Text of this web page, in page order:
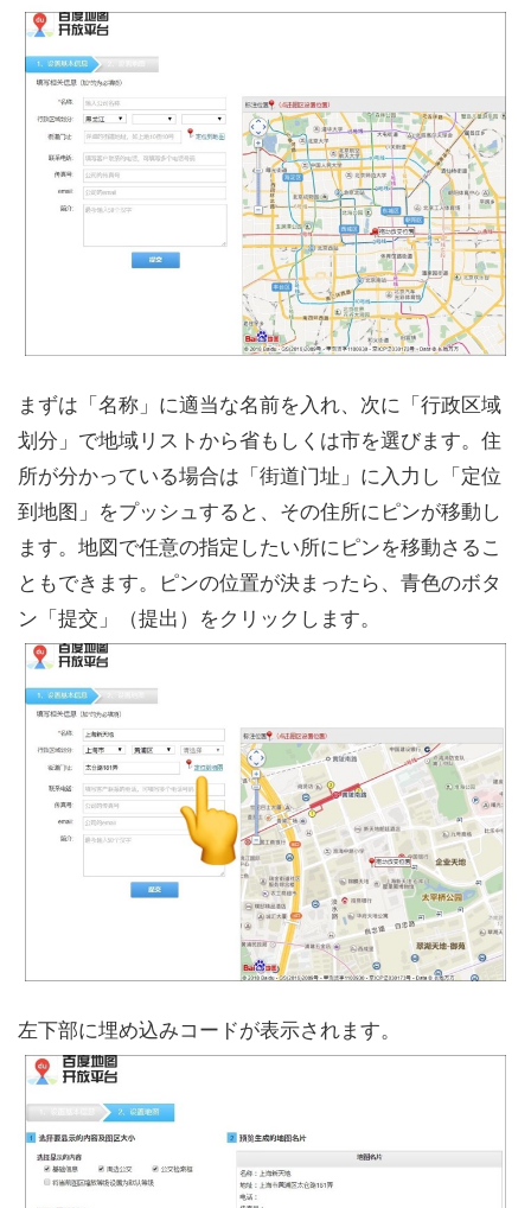
まずは「名称」に適当な名前を入れ、次に「行政区域
划分」で地域リストから省もしくは市を選びます。住
所が分かっている場合は「街道门址」に入力し「定位
到地图」をプッシュすると、その住所にピンが移動し
ます。地図で任意の指定したい所にピンを移動さるこ
ともできます。ピンの位置が決まったら、青色のボタ
ン「提交」（提出）をクリックします。
左下部に埋め込みコードが表示されます。